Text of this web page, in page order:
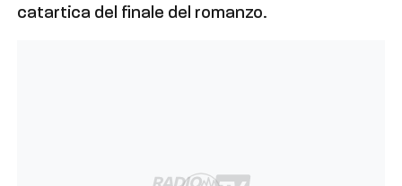
catartica del finale del romanzo.